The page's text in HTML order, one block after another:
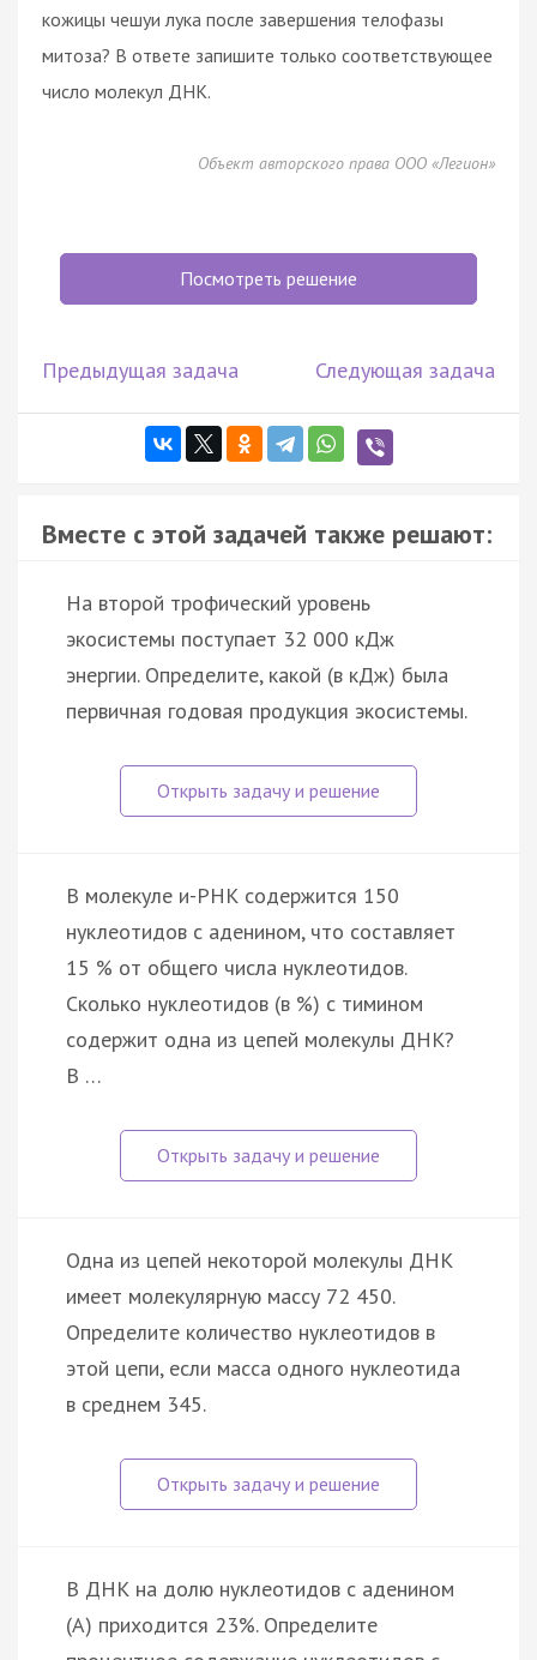
кожицы чешуи лука после завершения телофазы
митоза? В ответе запишите только соответствующее
число молекул ДНК.
Объект авторского права ООО «Легион»
Посмотреть решение
Предыдущая задача Следующая задача
Вместе с этой задачей также решают:
На второй трофический уровень
экосистемы поступает 32 000 кДж
энергии. Определите, какой (в кДж) была
первичная годовая продукция экосистемы.
В молекуле и-РНК содержится 150
нуклеотидов с аденином, что составляет
15 % от общего числа нуклеотидов.
Сколько нуклеотидов (в %) с тимином
содержит одна из цепей молекулы ДНК?
В …
Одна из цепей некоторой молекулы ДНК
имеет молекулярную массу 72 450.
Определите количество нуклеотидов в
этой цепи, если масса одного нуклеотида
в среднем 345.
В ДНК на долю нуклеотидов с аденином
(А) приходится 23%. Определите